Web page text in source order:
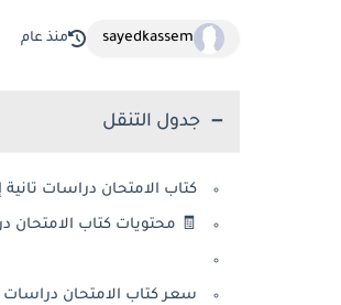
sayedkassem منذ عام
جدول التنقل
كتاب الامتحان دراسات تانية
🧾 محتويات كتاب الامتحان
سعر كتاب الامتحان دراسات